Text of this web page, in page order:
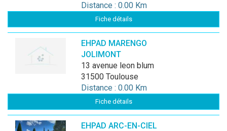
Distance : 0.00 Km
Fiche détails
EHPAD MARENGO
JOLIMONT
13 avenue leon blum
31500 Toulouse
Distance : 0.00 Km
Fiche détails
EHPAD ARC-EN-CIEL